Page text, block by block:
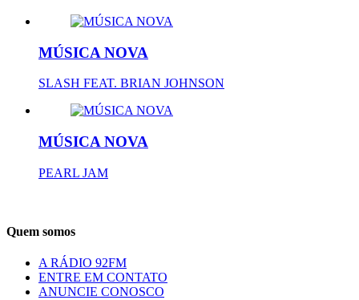
MÚSICA NOVA
SLASH FEAT. BRIAN JOHNSON
MÚSICA NOVA
PEARL JAM
Quem somos
A RÁDIO 92FM
ENTRE EM CONTATO
ANUNCIE CONOSCO